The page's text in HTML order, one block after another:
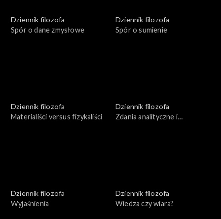
Dziennik filozofa
Spór o dane zmysłowe
Dziennik filozofa
Spór o sumienie
Dziennik filozofa
Materialiści versus fizykaliści
Dziennik filozofa
Zdania analityczne i
Dziennik filozofa
Wyjaśnienia
Dziennik filozofa
Wiedza czy wiara?